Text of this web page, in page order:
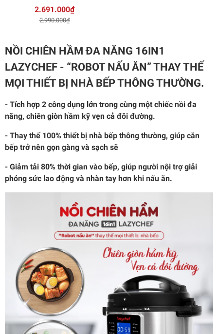
16IN1 LAZYCHEF
2.691.000₫
2.990.000₫
NỒI CHIÊN HẦM ĐA NĂNG 16IN1
LAZYCHEF - “ROBOT NẤU ĂN” THAY THẾ
MỌI THIẾT BỊ NHÀ BẾP THÔNG THƯỜNG.
- Tích hợp 2 công dụng lớn trong cùng một chiếc nồi đa
năng, chiên giòn hầm kỹ vẹn cả đôi đường.
- Thay thế 100% thiết bị nhà bếp thông thường, giúp căn
bếp trở nên gọn gàng và sạch sẽ
- Giảm tải 80% thời gian vào bếp, giúp người nội trợ giải
phóng sức lao động và nhàn tay hơn khi nấu ăn.